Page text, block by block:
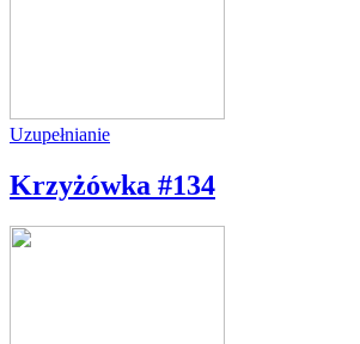
Uzupełnianie
Krzyżówka #134